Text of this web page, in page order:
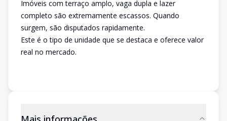
Imóveis com terraço amplo, vaga dupla e lazer
completo são extremamente escassos. Quando
surgem, são disputados rapidamente.
Este é o tipo de unidade que se destaca e oferece valor
real no mercado.